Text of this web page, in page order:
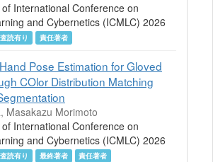
International Conference on
and Cybernetics (ICMLC) 2026
査読有り 責任著者
Pose Estimation for Gloved
COlor Distribution Matching
Masakazu Morimoto
International Conference on
and Cybernetics (ICMLC) 2026
査読有り 最終著者 責任著者